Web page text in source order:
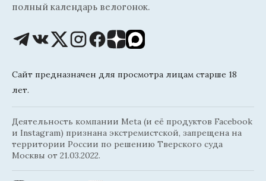
полный календарь велогонок.
Сайт предназначен для просмотра лицам старше 18
лет.
Деятельность компании Meta (и её продуктов Facebook
и Instagram) признана экстремистской, запрещена на
территории России по решению Тверского суда
Москвы от 21.03.2022.